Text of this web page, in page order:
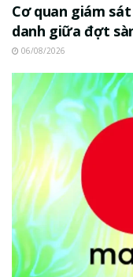
Cơ quan giám
danh giữa đợt
06/08/2026